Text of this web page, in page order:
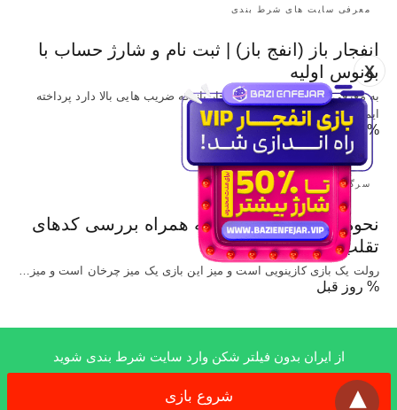
X
معرفی سایت های شرط بندی
انفجار باز (انفج باز) | ثبت نام و شارژ حساب با
بونوس اولیه
به معرفی سایت شرط بندی انفجار باز که ضریب هایی بالا دارد پرداخته
ایم و…
% روز قبل
سرگرمی
نحوه بازی رولت آنلاین به همراه بررسی کدهای
تقلب این بازی
رولت یک بازی کازینویی است و میز این بازی یک میز چرخان است و میز…
% روز قبل
از ایران بدون فیلتر شکن وارد سایت شرط بندی شوید
شروع بازی